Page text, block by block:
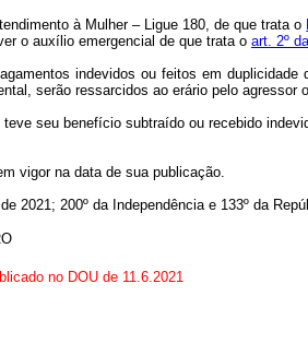
à Mulher – Ligue 180, de que trata o
o auxílio emergencial de que trata o art. 2º
indevidos ou feitos em
serão ressarcidos ao erário pelo agressor
seu benefício subtraído ou recebido
vigor na data de sua publicação.
2021; 200º da Independência e 133º da
no DOU de 11.6.2021